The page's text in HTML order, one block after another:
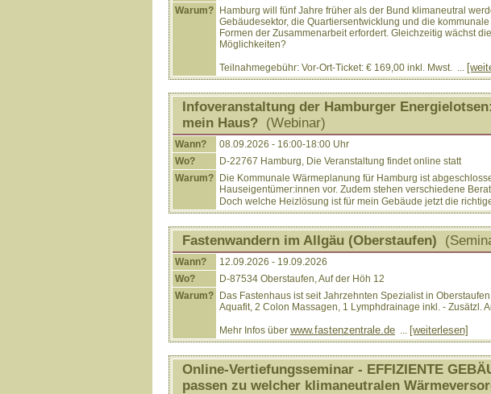
Warum?
Hamburg will fünf Jahre früher als der Bund klimaneutral
Gebäudesektor, die Quartiersentwicklung und die
Formen der Zusammenarbeit erfordert. Gleichzeitig wächst
Möglichkeiten?
Teilnahmegebühr: Vor-Ort-Ticket: € 169,00 inkl. Mwst. ...
Infoveranstaltung der Hamburger
mein Haus? (Webinar)
Wann?
08.09.2026 - 16:00-18:00 Uhr
Wo?
D-22767 Hamburg, Die Veranstaltung findet online statt
Warum?
Die Kommunale Wärmeplanung für Hamburg ist
Hauseigentümer:innen vor. Zudem stehen verschiedene
Doch welche Heizlösung ist für mein Gebäude jetzt die
Fastenwandern im Allgäu (Oberstaufen)
Wann?
12.09.2026 - 19.09.2026
Wo?
D-87534 Oberstaufen, Auf der Höh 12
Warum?
Das Fastenhaus ist seit Jahrzehnten Spezialist in
Aquafit, 2 Colon Massagen, 1 Lymphdrainage inkl. - Zusätzl.
Mehr Infos über www.fastenzentrale.de ... [weiterlesen]
Online-Vertiefungsseminar - EFFIZIENTE
passen zu welcher klimaneutralen